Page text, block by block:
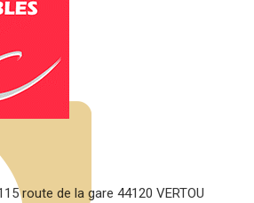
route de la gare 44120 VERTOU